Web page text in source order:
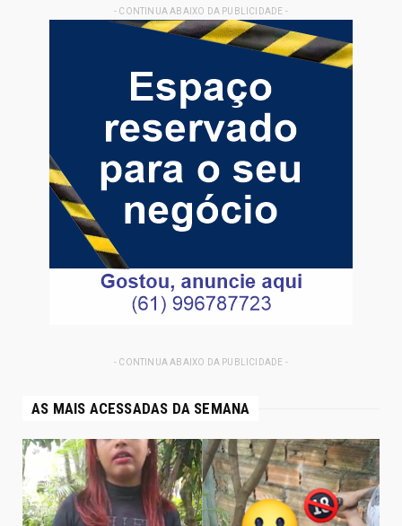
- CONTINUA ABAIXO DA PUBLICIDADE -
- CONTINUA ABAIXO DA PUBLICIDADE -
AS MAIS ACESSADAS DA SEMANA